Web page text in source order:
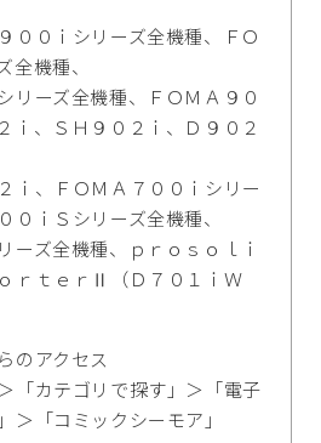
００ｉシリーズ全機種、ＦＯ
全機種、
リーズ全機種、ＦＯＭＡ９０
ｉ、ＳＨ９０２ｉ、Ｄ９０２
ｉ、ＦＯＭＡ７００ｉシリー
０ｉＳシリーズ全機種、
ーズ全機種、ｐｒｏｓｏｌｉ
ｒｔｅｒⅡ（Ｄ７０１ｉＷ
のアクセス
「カテゴリで探す」＞「電子
＞「コミックシーモア」